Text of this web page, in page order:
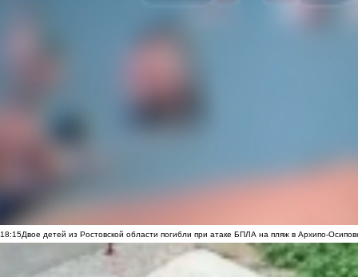
18:15Двое детей из Ростовской области погибли при атаке БПЛА на пляж в Архипо-